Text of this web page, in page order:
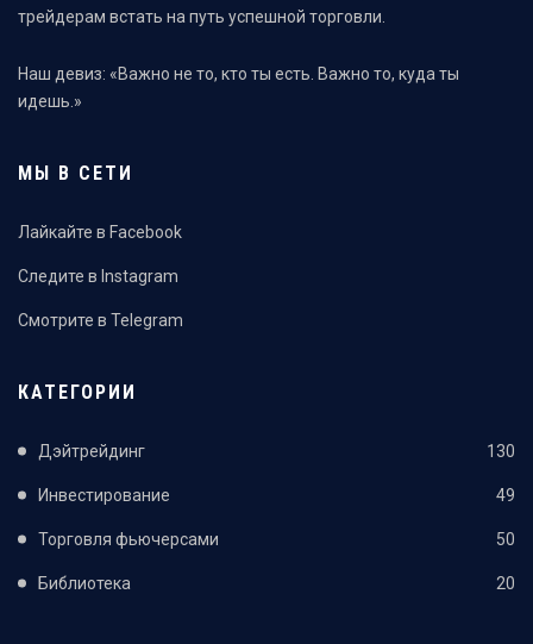
трейдерам встать на путь успешной торговли.
Наш девиз: «Важно не то, кто ты есть. Важно то, куда ты
идешь.»
МЫ В СЕТИ
Лайкайте в Facebook
Следите в Instagram
Смотрите в Telegram
КАТЕГОРИИ
Дэйтрейдинг 130
Инвестирование 49
Торговля фьючерсами 50
Библиотека 20